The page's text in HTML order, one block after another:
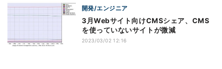
開発/エンジニア
3月Webサイト向けCMSシェア、CMS
を使っていないサイトが微減
2023/03/02 12:16